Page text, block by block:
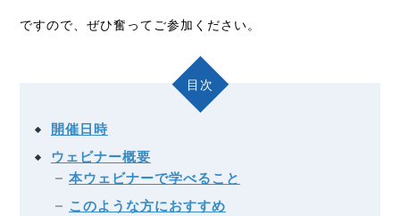
ですので、ぜひ奮ってご参加ください。
目次
開催日時
ウェビナー概要
本ウェビナーで学べること
このような方におすすめ